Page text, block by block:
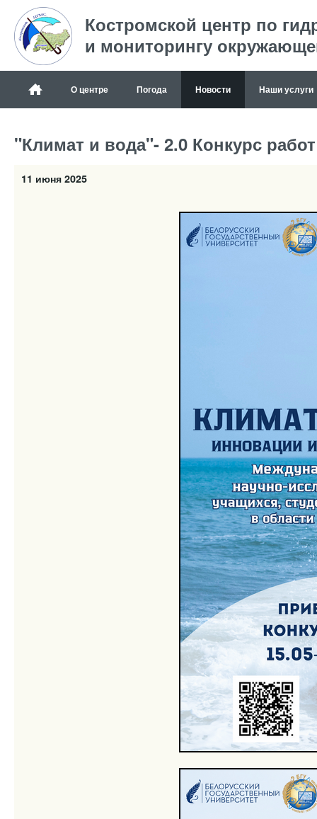
Костромской центр по
и мониторингу
О центре Погода Новости Наши услуги
"Климат и вода"- 2.0 Конкурс работ
11 июня 2025